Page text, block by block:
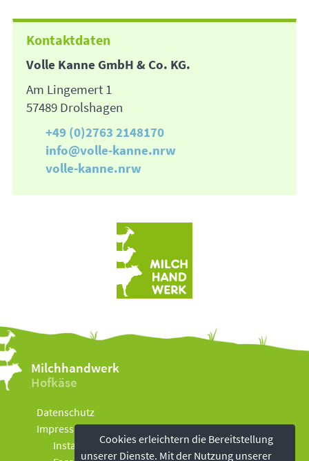
Kontaktdaten
Volle Kanne GmbH & Co. KG.
Am Lingemert 1
57489 Drolshagen
+49 (0)2763 2148170
info@volle-kanne.nrw
volle-kanne.nrw
Cookies erleichtern die Bereitstellung
unserer Dienste. Mit der Nutzung unserer
Milchhandwerk
Hofkäse
Datenschutz
Impressum
Instagram